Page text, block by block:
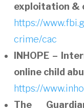
exploitation &
https://
crime/cac
INHOPE –
online child
https://
The